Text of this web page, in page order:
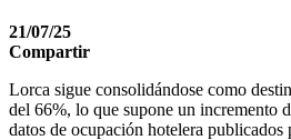
21/07/25
Compartir
Lorca sigue consolidándose como
del 66%, lo que supone un incremento
datos de ocupación hotelera